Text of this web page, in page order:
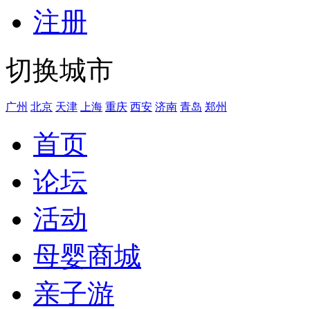
注册
切换城市
广州 北京 天津 上海 重庆 西安 济南 青岛 郑州
首页
论坛
活动
母婴商城
亲子游